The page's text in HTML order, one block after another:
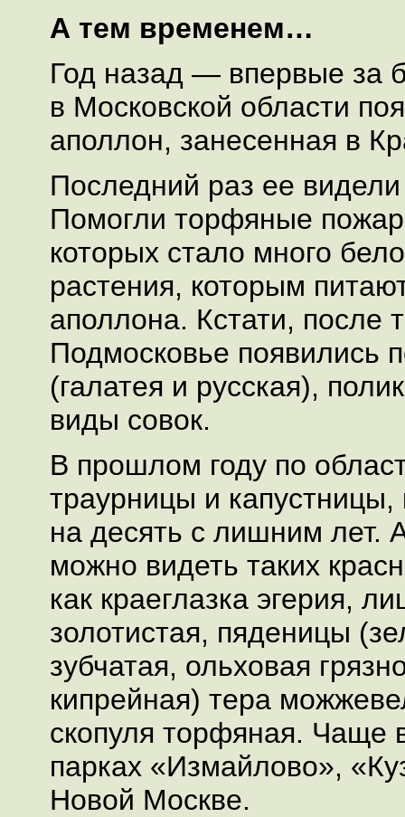
А тем временем…
Год назад — впервые за
в Московской области
аполлон, занесенная в
Последний раз ее видели
Помогли торфяные
которых стало много
растения, которым
аполлона. Кстати, после
Подмосковье появились
(галатея и русская),
виды совок.
В прошлом году по
траурницы и капустницы,
на десять с лишним лет.
можно видеть таких
как краеглазка эгерия,
золотистая, пяденицы
зубчатая, ольховая
кипрейная) тера
скопуля торфяная. Чаще
парках «Измайлово»,
Новой Москве.